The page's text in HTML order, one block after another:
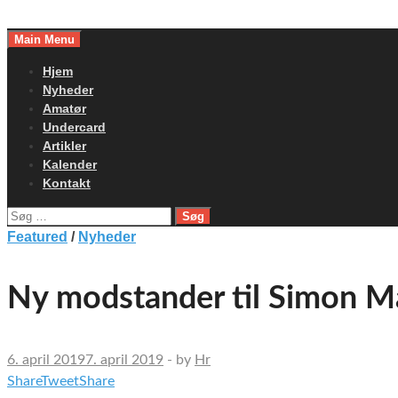
toMain Menu
Hjem
Nyheder
Amatør
Undercard
Artikler
Kalender
Kontakt
Søg
efter:
Featured / Nyheder
Ny modstander til Simon
6. april 20197. april 2019 - by Hr
ShareTweetShare